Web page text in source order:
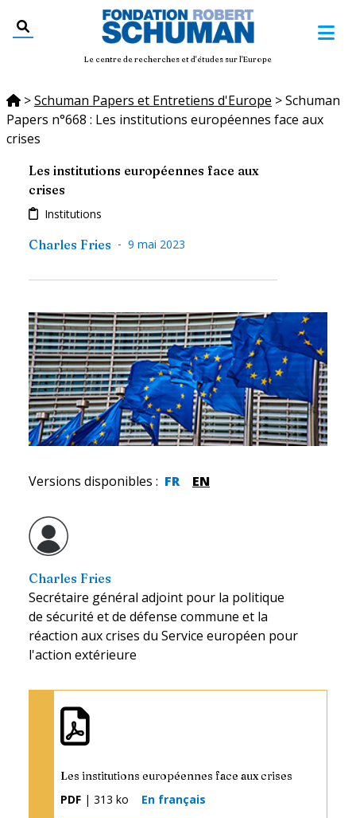
Le centre de recherches et d'études sur l'Europe
>Schuman Papers et Entretiens d'Europe >Schuman
Papers n°668 : Les institutions européennes face aux
crises
Les institutions européennes face aux
crises
Institutions
Charles Fries - 9 mai 2023
Versions disponibles : FR EN
Charles Fries
Secrétaire général adjoint pour la politique
de sécurité et de défense commune et la
réaction aux crises du Service européen pour
l'action extérieure
Les institutions européennes face aux crises
PDF | 313 ko En français